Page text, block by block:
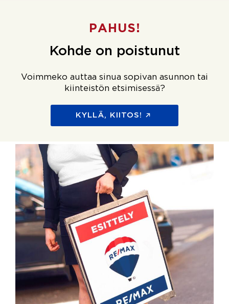
PAHUS!
Kohde on poistunut
Voimmeko auttaa sinua sopivan asunnon tai
kiinteistön etsimisessä?
KYLLÄ, KIITOS!